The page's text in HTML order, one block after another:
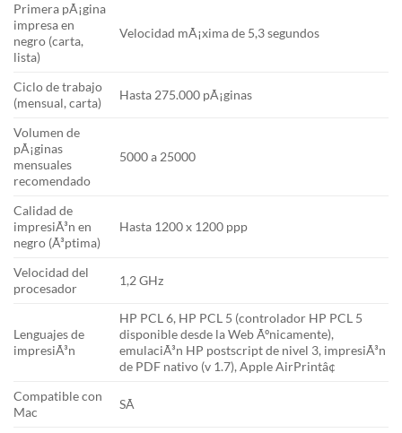
Primera pÃ¡gina
impresa en
negro (carta,
lista)
Velocidad mÃ¡xima de 5,3 segundos
Ciclo de trabajo
(mensual, carta)
Hasta 275.000 pÃ¡ginas
Volumen de
pÃ¡ginas
mensuales
recomendado
5000 a 25000
Calidad de
impresiÃ³n en
negro (Ã³ptima)
Hasta 1200 x 1200 ppp
Velocidad del
procesador
1,2 GHz
Lenguajes de
impresiÃ³n
HP PCL 6, HP PCL 5 (controlador HP PCL 5
disponible desde la Web Ãºnicamente),
emulaciÃ³n HP postscript de nivel 3, impresiÃ³n
de PDF nativo (v 1.7), Apple AirPrintâ¢
Compatible con
Mac
SÃ­